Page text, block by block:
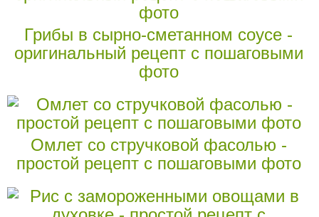
Грибы в сырно-сметанном соусе -
оригинальный рецепт с пошаговыми
фото
Омлет со стручковой фасолью -
простой рецепт с пошаговыми фото